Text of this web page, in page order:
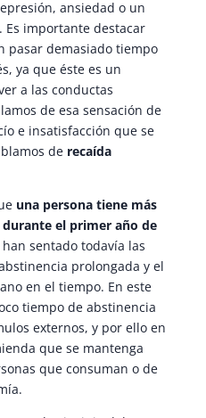
ansiedad o un
importante destacar
pasar demasiado tiempo
ya que éste es un
a las conductas
de esa sensación de
e insatisfacción que se
derecaída
una persona tiene más
el primer año de
sentado todavía las
prolongada y el
en el tiempo. En este
tiempo de abstinencia
externos, y por ello en
que se mantenga
que consuman o de